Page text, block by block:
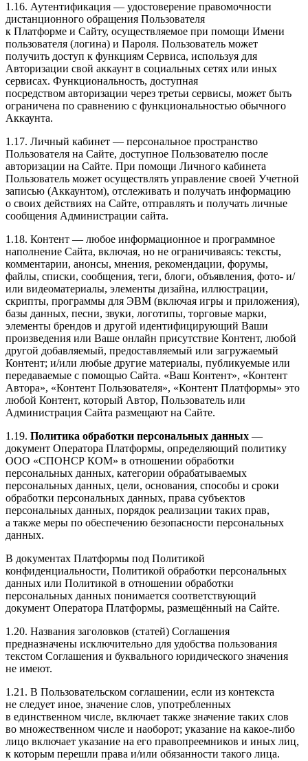
1.16. Аутентификация — удостоверение правомочности
дистанционного обращения Пользователя
к Платформе и Сайту, осуществляемое при помощи Имени
пользователя (логина) и Пароля. Пользователь может
получить доступ к функциям Сервиса, используя для
Авторизации свой аккаунт в социальных сетях или иных
сервисах. Функциональность, доступная
посредством авторизации через третьи сервисы, может быть
ограничена по сравнению с функциональностью обычного
Аккаунта.
1.17. Личный кабинет — персональное пространство
Пользователя на Сайте, доступное Пользователю после
авторизации на Сайте. При помощи Личного кабинета
Пользователь может осуществлять управление своей Учетной
записью (Аккаунтом), отслеживать и получать информацию
о своих действиях на Сайте, отправлять и получать личные
сообщения Администрации сайта.
1.18. Контент — любое информационное и программное
наполнение Сайта, включая, но не ограничиваясь: тексты,
комментарии, анонсы, мнения, рекомендации, форумы,
файлы, списки, сообщения, теги, блоги, объявления, фото- и/
или видеоматериалы, элементы дизайна, иллюстрации,
скрипты, программы для ЭВМ (включая игры и приложения),
базы данных, песни, звуки, логотипы, торговые марки,
элементы брендов и другой идентифицирующий Ваши
произведения или Ваше онлайн присутствие Контент, любой
другой добавляемый, предоставляемый или загружаемый
Контент; и/или любые другие материалы, публикуемые или
передаваемые с помощью Сайта. «Ваш Контент», «Контент
Автора», «Контент Пользователя», «Контент Платформы» это
любой Контент, который Автор, Пользователь или
Администрация Сайта размещают на Сайте.
1.19. Политика обработки персональных данных —
документ Оператора Платформы, определяющий политику
ООО «СПОНСР КОМ» в отношении обработки
персональных данных, категории обрабатываемых
персональных данных, цели, основания, способы и сроки
обработки персональных данных, права субъектов
персональных данных, порядок реализации таких прав,
а также меры по обеспечению безопасности персональных
данных.
В документах Платформы под Политикой
конфиденциальности, Политикой обработки персональных
данных или Политикой в отношении обработки
персональных данных понимается соответствующий
документ Оператора Платформы, размещённый на Сайте.
1.20. Названия заголовков (статей) Соглашения
предназначены исключительно для удобства пользования
текстом Соглашения и буквального юридического значения
не имеют.
1.21. В Пользовательском соглашении, если из контекста
не следует иное, значение слов, употребленных
в единственном числе, включает также значение таких слов
во множественном числе и наоборот; указание на какое-либо
лицо включает указание на его правопреемников и иных лиц,
к которым перешли права и/или обязанности такого лица.